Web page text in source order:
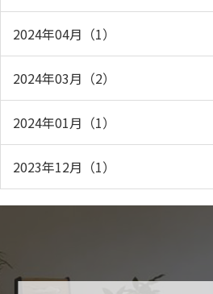
2024年04月（1）
2024年03月（2）
2024年01月（1）
2023年12月（1）